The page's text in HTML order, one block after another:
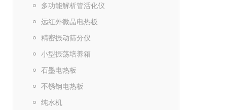
多功能解析管活化仪
远红外微晶电热板
精密振动筛分仪
小型振荡培养箱
石墨电热板
不锈钢电热板
纯水机